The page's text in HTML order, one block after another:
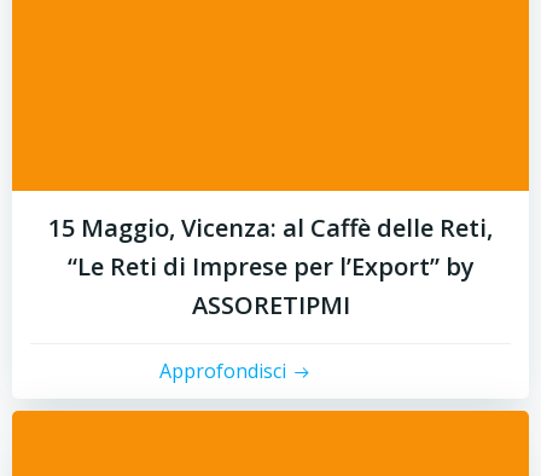
15 Maggio, Vicenza: al Caffè delle Reti,
“Le Reti di Imprese per l’Export” by
ASSORETIPMI
Approfondisci